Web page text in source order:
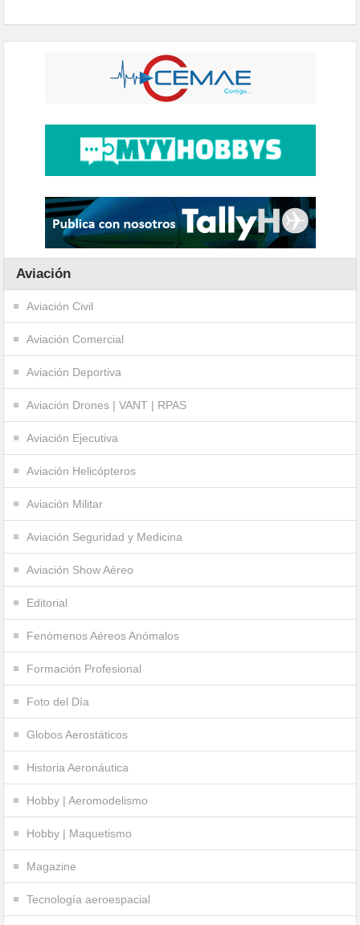
Aviación
Aviación Civil
Aviación Comercial
Aviación Deportiva
Aviación Drones | VANT | RPAS
Aviación Ejecutiva
Aviación Helicópteros
Aviación Militar
Aviación Seguridad y Medicina
Aviación Show Aéreo
Editorial
Fenómenos Aéreos Anómalos
Formación Profesional
Foto del Día
Globos Aerostáticos
Historia Aeronáutica
Hobby | Aeromodelismo
Hobby | Maquetismo
Magazine
Tecnología aeroespacial